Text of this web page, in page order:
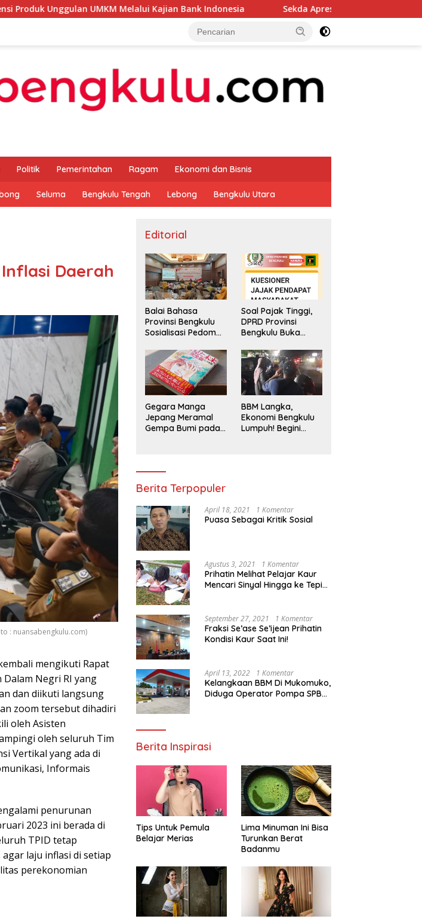
UMKM Melalui Kajian Bank Indonesia Sekda Apresiasi Inspektorat Provinsi Bengkulu
Politik Pemerintahan Ragam Ekonomi dan Bisnis
Seluma Bengkulu Tengah Lebong Bengkulu Utara
Daerah
: nuansabengkulu.com)
mengikuti Rapat
Negri RI yang
dan diikuti langsung
zoom tersebut dihadiri
oleh Asisten
oleh seluruh Tim
Vertikal yang ada di
Informais
penurunan
2023 ini berada di
TPID tetap
laju inflasi di setiap
perekonomian
Editorial
Balai Bahasa
Provinsi Bengkulu
Sosialisasi Pedoman
Penggunaan
Bahasa Indonesia
Soal Pajak Tinggi,
DPRD Provinsi
Bengkulu Buka
Pengaduan
Masyarakat
Gegara Manga
Jepang Meramal
Gempa Bumi pada
BBM Langka,
Ekonomi Bengkulu
Lumpuh! Begini
Berita Terpopuler
April 18, 2021 1 Komentar
Puasa Sebagai Kritik Sosial
Agustus 3, 2021 1 Komentar
Prihatin Melihat Pelajar Kaur
Mencari Sinyal Hingga ke Tepi
Segera Bertindak
September 27, 2021 1 Komentar
Fraksi Se’ase Se’ijean Prihatin
Kondisi Kaur Saat Ini!
April 13, 2022 1 Komentar
Kelangkaan BBM Di Mukomuko,
Diduga Operator Pompa SPBU
Berita Inspirasi
Tips Untuk Pemula
Belajar Merias
Lima Minuman Ini Bisa
Turunkan Berat
Badanmu